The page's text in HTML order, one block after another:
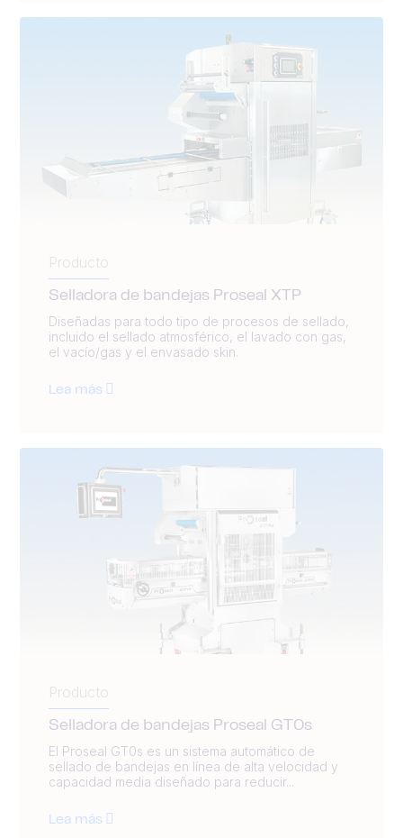
Producto
Selladora de bandejas Proseal XTP
Diseñadas para todo tipo de procesos de sellado,
incluido el sellado atmosférico, el lavado con gas,
el vacío/gas y el envasado skin.
Lea más
Producto
Selladora de bandejas Proseal GT0s
El Proseal GT0s es un sistema automático de
sellado de bandejas en línea de alta velocidad y
capacidad media diseñado para reducir...
Lea más